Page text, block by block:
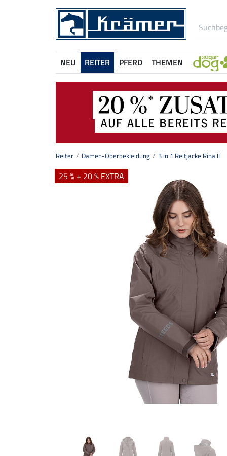
NEU REITER PFERD THEMEN
Reiter Damen-Oberbekleidung 3 in 1 Reitjacke Rina II
25 % + 20 % EXTRA